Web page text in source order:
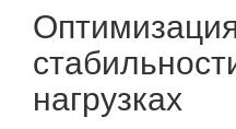
нагрузках